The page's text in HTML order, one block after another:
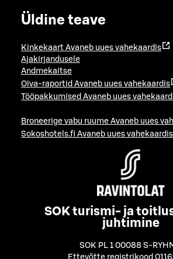
Üldine teave
Kinkekaart Avaneb uues vahekaardis
Ajakirjandusele
Andmekaitse
Oiva-raportid Avaneb uues vahekaardis
Tööpakkumised Avaneb uues
Broneerige vabu ruume Avaneb uues
Sokoshotels.fi Avaneb uues vahekaardis
SOK turismi- ja
juhtimine
SOK PL 1 00088 S-
Ettevõtte registrikood